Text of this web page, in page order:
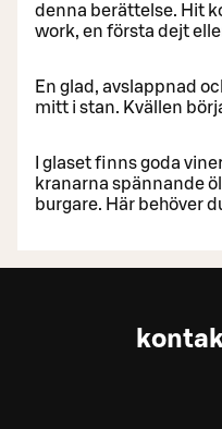
denna berättelse. Hit
work, en första dejt
En glad, avslappnad
mitt i stan. Kvällen
I glaset finns goda
kranarna spännande
burgare. Här behöver